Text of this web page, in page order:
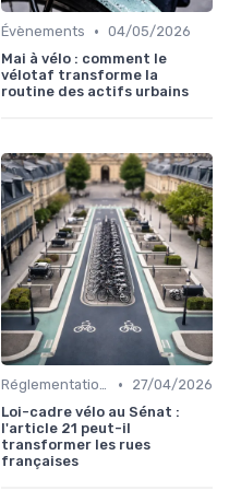
Évènements • 04/05/2026
Mai à vélo : comment le
vélotaf transforme la
routine des actifs urbains
Réglementations & Politiques •
27/04/2026
Loi-cadre vélo au Sénat :
l'article 21 peut-il
transformer les rues
françaises